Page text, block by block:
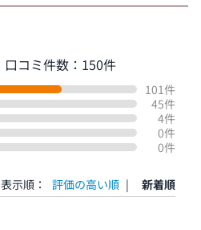
口コミ件数：150件
101件
45件
4件
0件
0件
表示順： 評価の高い順 | 新着順